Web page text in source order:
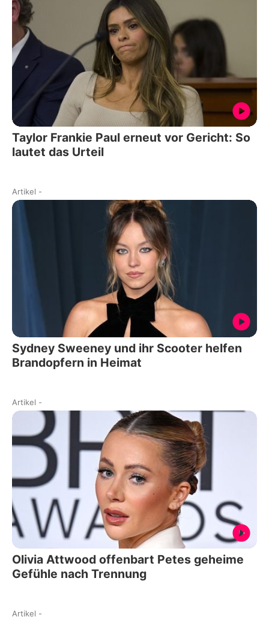
Taylor Frankie Paul erneut vor Gericht: So
lautet das Urteil
Artikel -
Sydney Sweeney und ihr Scooter helfen
Brandopfern in Heimat
Artikel -
Olivia Attwood offenbart Petes geheime
Gefühle nach Trennung
Artikel -